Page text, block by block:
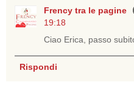
Frency tra le pagine
19:18
Ciao Erica, passo
Rispondi